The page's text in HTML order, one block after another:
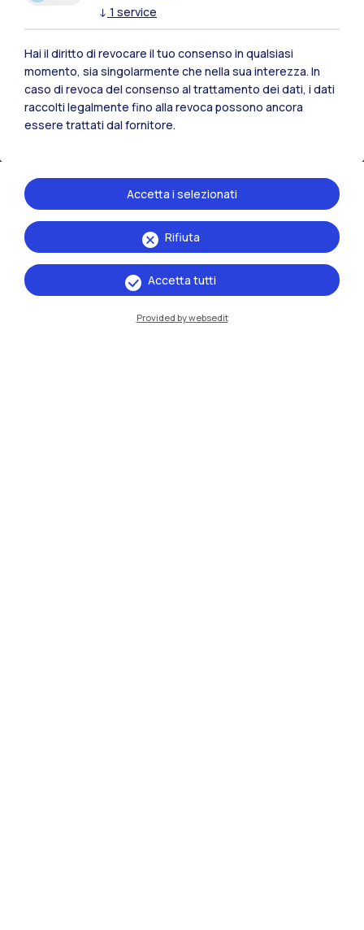
↓ 1 service
Hai il diritto di revocare il tuo consenso in qualsiasi
momento, sia singolarmente che nella sua interezza. In
caso di revoca del consenso al trattamento dei dati, i dati
raccolti legalmente fino alla revoca possono ancora
essere trattati dal fornitore.
Rifiuta
Accetta i selezionati
Accetta tutti
Provided by websedit